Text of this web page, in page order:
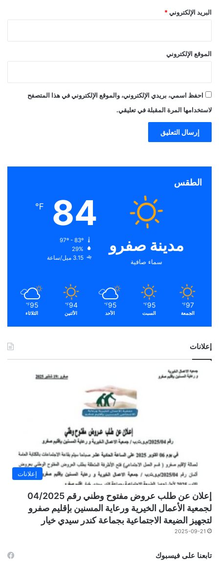
البريد الإلكتروني *
الموقع الإلكتروني
احفظ اسمي، بريدي الإلكتروني، والموقع الإلكتروني في هذا المتصفح
لاستخدامها المرة المقبلة في تعليقي.
الطقس
مدينة صفرو
سماء صافية
84
℉
29%
3.15 ميل/ساعة
97
℉
الجمعة
95
℉
السبت
95
℉
الأحد
94
℉
الأثنين
95
℉
الثلاثاء
إعلانات
إعلانات
إعلان عن طلب عروض مفتوح وطني رقم 04/2025
لجمعية الأعمال الخيرية ورعاية المسنين بإقليم صفرو
لتجهيز الضيعة الاجتماعية بجماعة كندر سيدي خيار
2025-09-21
تابعنا على فيسبوك